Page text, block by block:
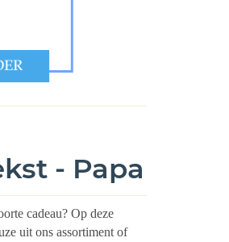
- Papa
cadeau? Op deze
uit ons assortiment of